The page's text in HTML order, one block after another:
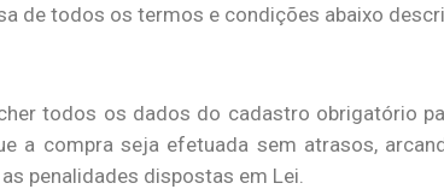
de todos os termos e condições abaixo
todos os dados do cadastro obrigatório
a compra seja efetuada sem atrasos,
penalidades dispostas em Lei.